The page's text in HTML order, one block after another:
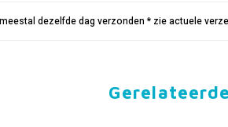
dezelfde dag verzonden * zie actuele